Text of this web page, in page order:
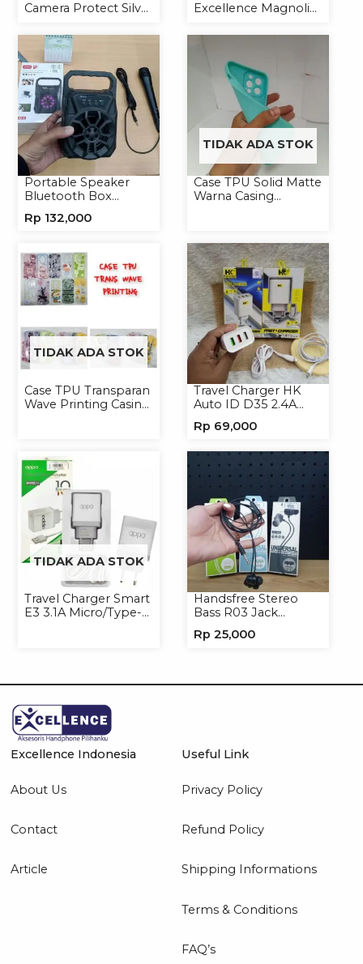
Camera Protect Silver
Hardcase Hologram
Excellence Magnolia
Kabel Magnet
Portable Speaker
Bluetooth Box
Portable Wireless
Rp 132,000
TIDAK ADA STOK
Case TPU Solid Matte
Warna Casing
TIDAK ADA STOK
Case TPU Transparan
Wave Printing Casing
Travel Charger HK
Auto ID D35 2.4A
Rp 69,000
TIDAK ADA STOK
Travel Charger Smart
E3 3.1A Micro/Type-C
Handsfree Stereo
Bass R03 Jack
Headset Earphone
Rp 25,000
Excellence Indonesia
About Us
Contact
Article
Useful Link
Privacy Policy
Refund Policy
Shipping Informations
Terms & Conditions
FAQ’s